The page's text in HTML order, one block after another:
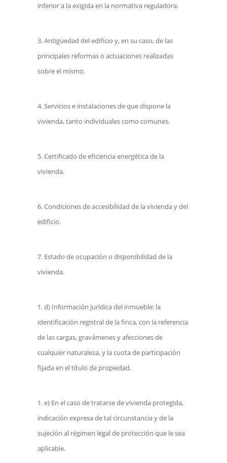
inferior a la exigida en la normativa reguladora.
Antigüedad del edificio y, en su caso, de las
principales reformas o actuaciones realizadas
sobre el mismo.
Servicios e instalaciones de que dispone la
vivienda, tanto individuales como comunes.
Certificado de eficiencia energética de la
vivienda.
Condiciones de accesibilidad de la vivienda y del
edificio.
Estado de ocupación o disponibilidad de la
vivienda.
d) Información jurídica del inmueble: la
identificación registral de la finca, con la referencia
de las cargas, gravámenes y afecciones de
cualquier naturaleza, y la cuota de participación
fijada en el título de propiedad.
e) En el caso de tratarse de vivienda protegida,
indicación expresa de tal circunstancia y de la
sujeción al régimen legal de protección que le sea
aplicable.